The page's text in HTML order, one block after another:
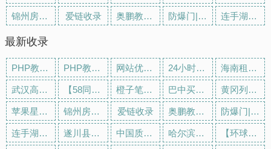
锦州房产网_新房_房地产信息网–锦州楼盘网 爱链收录 奥鹏教育-集考研,MBA,出国留学,职业证书,IT培训等职业教育服务提供者,打造“互联网+”职业教育新生态 防爆门|泄爆门|防爆墙|抗爆墙|泄爆墙生产施工厂家-河北永润门业 连手湖北孪生数字城市生活网|湖北六维空间|湖北元宇宙|湖北AI数字人分身
最新收录
PHP教程,PHP入门教程,PHP学习,PHP程序员,PHP网站,PHP视频教程,Mysql教程,CMS教程,AI秒收录 - AI秒收录 PHP教程,PHP入门教程,PHP学习,PHP程序员,PHP网站,PHP视频教程,Mysql教程,CMS教程,AI收录网 - AI收录网 网站优化_免费发广告外链_SEO软文推广_php秒收录 24小时下单自助业务平台 海南租房网-海南房屋租赁,海南房子出租,海南出租房屋,海南房地产中介,海南个人租房信息
武汉高考信息网-武汉高考时间,武汉高考复读,武汉志愿填报,武汉高考分数线,武汉高考成绩查询 【58同城 58.com】呼和浩特分类信息 - 本地 免费 高效 橙子笔记-多邮箱聚合收发｜AI助手｜笔记文档云端同步｜团队与个人高效协作工具 巴中买房_巴中房产网_巴中购房找吉屋网 - 巴中吉屋网 黄冈列举网 - 黄冈分类信息免费发布平台
苹果星小芒微信分身多开兑换激活码购买下载官网 锦州房产网_新房_房地产信息网–锦州楼盘网 爱链收录 奥鹏教育-集考研,MBA,出国留学,职业证书,IT培训等职业教育服务提供者,打造“互联网+”职业教育新生态 防爆门|泄爆门|防爆墙|抗爆墙|泄爆墙生产施工厂家-河北永润门业
连手湖北孪生数字城市生活网|湖北六维空间|湖北元宇宙|湖北AI数字人分身 遂川县金鑫光电科技有限公司 - 八方资源网 中国质量报告-产品可靠性报告官网 哈尔滨同城信息网|哈尔滨信息网|哈尔滨信息港|哈尔滨吧|哈尔滨分类信息网|哈尔滨生活网 专业门户 【环球网校官方网站】职业教育在线_移动学习、职达未来！